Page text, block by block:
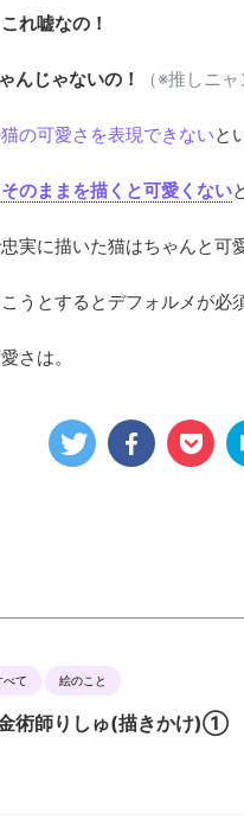
これ嘘なの！
じゃないの！ （※推しニ
の可愛さを表現できないと
そのままを描くと可愛くない
実に描いた猫はちゃんと可愛
うとするとデフォルメが必
さは。
べて 絵のこと
術師りしゅ(描きかけ)①